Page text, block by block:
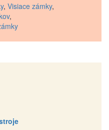
, Visiace zámky,
,